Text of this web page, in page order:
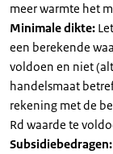
meer warmte het
Minimale dikte:
een berekende
voldoen en niet
handelsmaat
rekening met de
Rd waarde te
Subsidiebedragen: